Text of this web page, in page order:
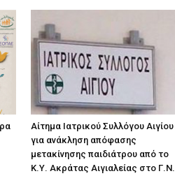
Αίτημα Ιατρικού Συλλόγου Αιγίου
για ανάκληση απόφασης
μετακίνησης παιδιάτρου από το
Κ.Υ. Ακράτας Αιγιαλείας στο Γ.Ν.